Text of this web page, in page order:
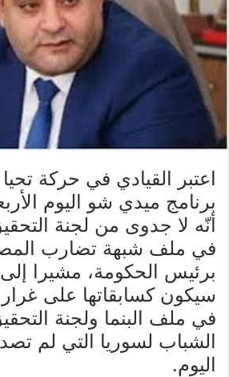
اعتبر القيادي في حركة
أنّه لا جدوى من لجنة
في ملف شبهة تضارب
برئيس الحكومة، مشيرا
سيكون كسابقاتها على غرار
في ملف البنما ولجنة
الشباب لسوريا التي لم
اليوم.